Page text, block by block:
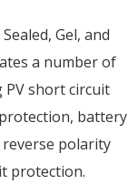
Gel, and
a number of
short circuit
battery
polarity
protection.